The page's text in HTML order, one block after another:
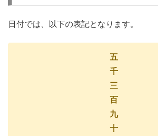
日付では、以下の表記となります。
五
千
三
百
九
十